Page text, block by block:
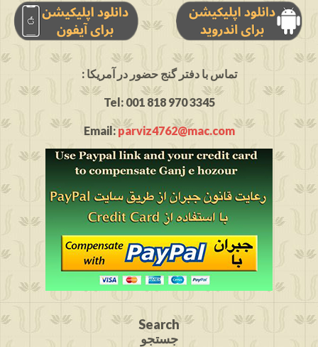
: تماس با دفتر گنج حضور در آمریکا
Tel: 001 818 970 3345
Email:parviz4762@mac.com
Search
جستجو